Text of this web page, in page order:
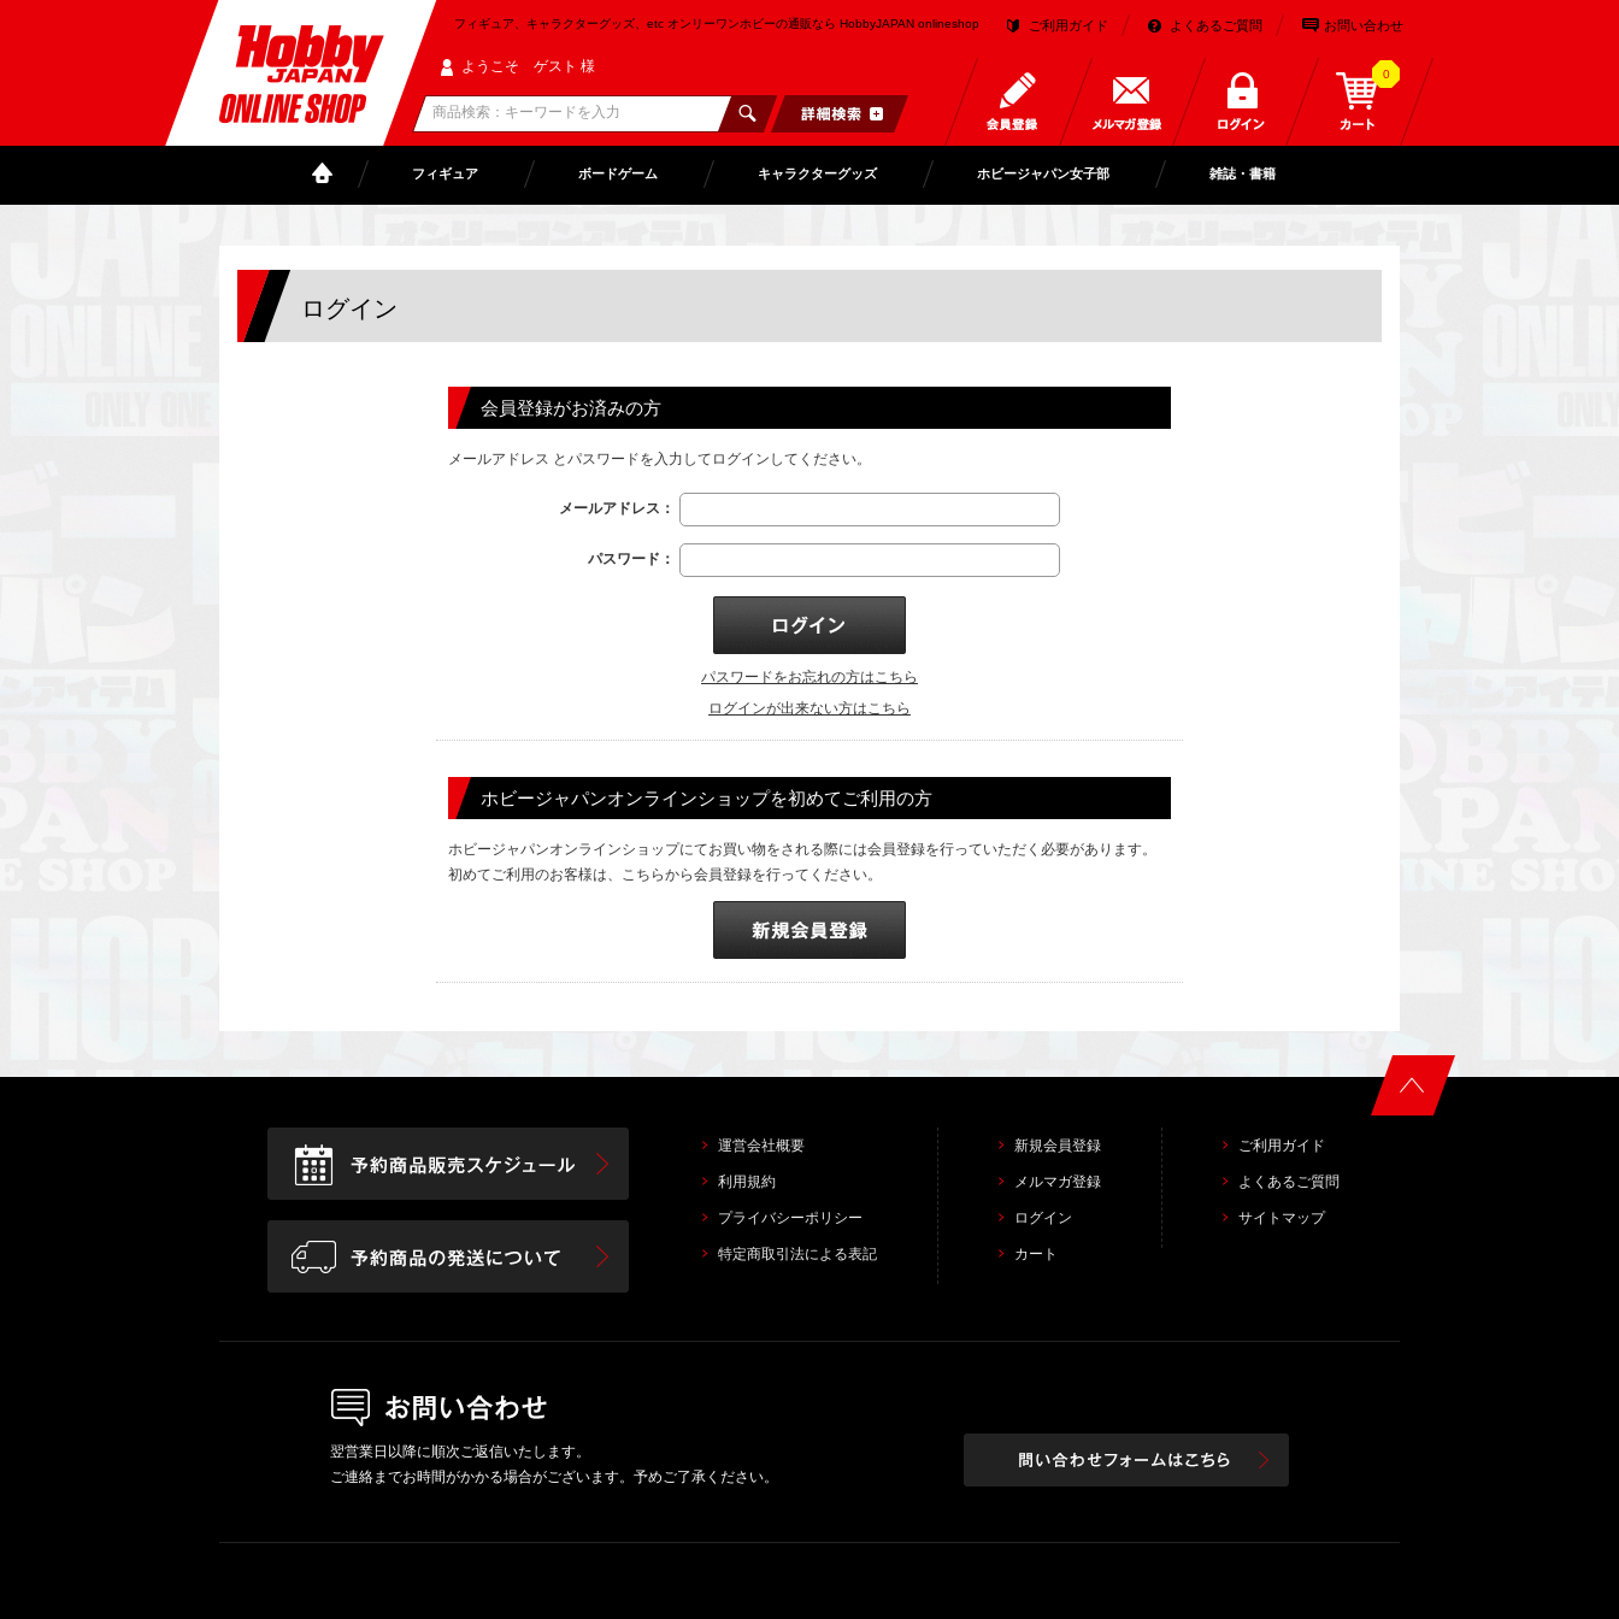
フィギュア、キャラクターグッズ、etc オンリーワンホビーの通販なら HobbyJAPAN onlineshop ご利用ガイド よくあるご質問 お問い合わせ
ようこそ ゲスト 様 0
フィギュア ボードゲーム キャラクターグッズ ホビージャパン女子部 雑誌・書籍
ログイン
会員登録がお済みの方
メールアドレス とパスワードを入力してログインしてください。
メールアドレス：
パスワード：
パスワードをお忘れの方はこちら
ログインが出来ない方はこちら
ホビージャパンオンラインショップを初めてご利用の方
ホビージャパンオンラインショップにてお買い物をされる際には会員登録を行っていただく必要があります。
初めてご利用のお客様は、こちらから会員登録を行ってください。
運営会社概要
利用規約
プライバシーポリシー
特定商取引法による表記
新規会員登録
メルマガ登録
ログイン
カート
ご利用ガイド
よくあるご質問
サイトマップ
翌営業日以降に順次ご返信いたします。
ご連絡までお時間がかかる場合がございます。予めご了承ください。